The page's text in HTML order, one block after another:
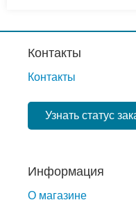
Контакты
Контакты
Узнать статус
Информация
О магазине